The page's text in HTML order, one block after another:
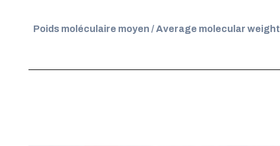
Poids moléculaire moyen / Average molecular weight